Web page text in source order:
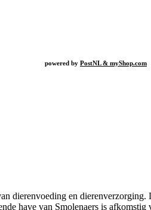
powered by PostNL & myShop.com
dierenvoeding en
have van Smolenaers is